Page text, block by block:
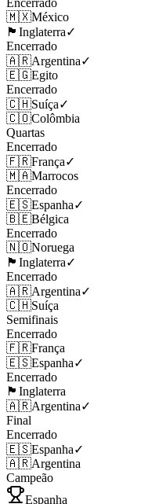
🇲🇽México
🏴󠁧󠁢󠁥󠁮󠁧󠁿 Inglaterra✓
Encerrado
🇦🇷Argentina✓
🇪🇬Egito
Encerrado
🇨🇭Suíça✓
🇨🇴Colômbia
Quartas
Encerrado
🇫🇷França✓
🇲🇦Marrocos
Encerrado
🇪🇸Espanha✓
🇧🇪Bélgica
Encerrado
🇳🇴Noruega
🏴󠁧󠁢󠁥󠁮󠁧󠁿 Inglaterra✓
Encerrado
🇦🇷Argentina✓
🇨🇭Suíça
Semifinais
Encerrado
🇫🇷França
🇪🇸Espanha✓
Encerrado
🏴󠁧󠁢󠁥󠁮󠁧󠁿 Inglaterra
🇦🇷Argentina✓
Final
Encerrado
🇪🇸Espanha✓
🇦🇷Argentina
Campeão
Espanha